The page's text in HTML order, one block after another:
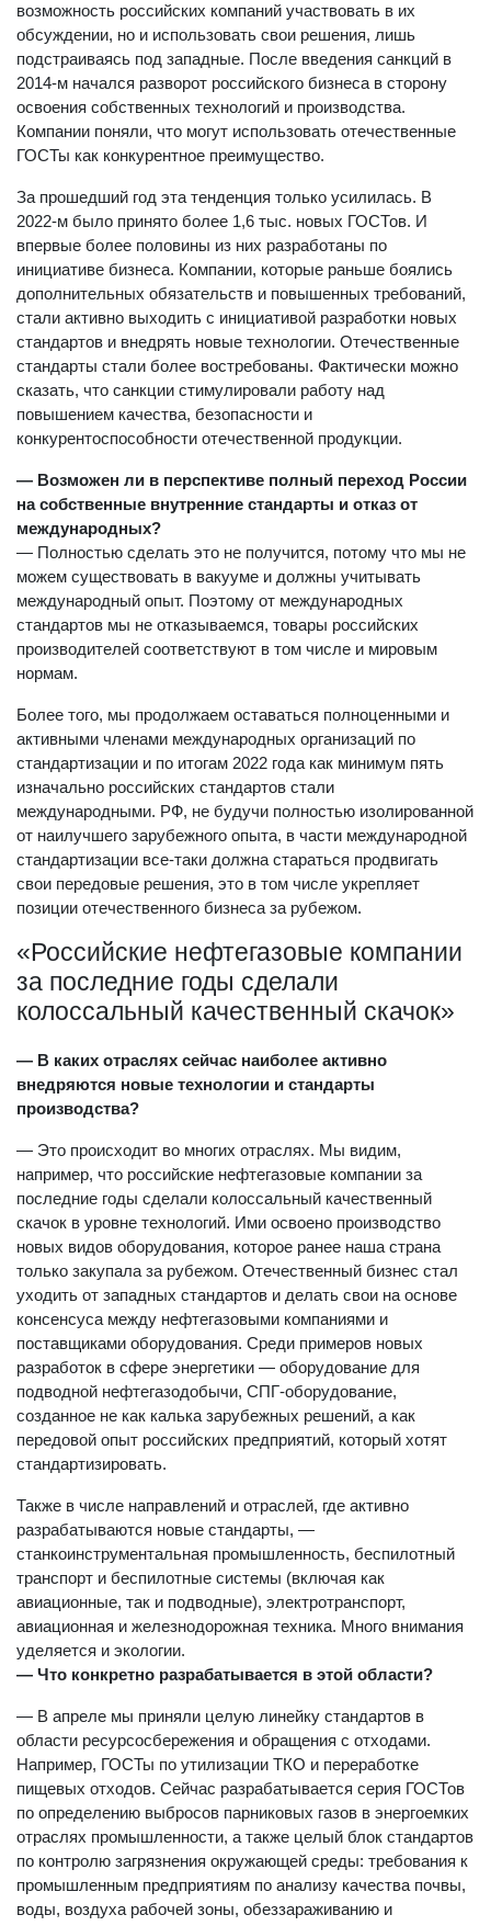
возможность российских компаний участвовать в их
обсуждении, но и использовать свои решения, лишь
подстраиваясь под западные. После введения санкций в
2014-м начался разворот российского бизнеса в сторону
освоения собственных технологий и производства.
Компании поняли, что могут использовать отечественные
ГОСТы как конкурентное преимущество.
За прошедший год эта тенденция только усилилась. В
2022-м было принято более 1,6 тыс. новых ГОСТов. И
впервые более половины из них разработаны по
инициативе бизнеса. Компании, которые раньше боялись
дополнительных обязательств и повышенных требований,
стали активно выходить с инициативой разработки новых
стандартов и внедрять новые технологии. Отечественные
стандарты стали более востребованы. Фактически можно
сказать, что санкции стимулировали работу над
повышением качества, безопасности и
конкурентоспособности отечественной продукции.
— Возможен ли в перспективе полный переход России
на собственные внутренние стандарты и отказ от
международных?
— Полностью сделать это не получится, потому что мы не
можем существовать в вакууме и должны учитывать
международный опыт. Поэтому от международных
стандартов мы не отказываемся, товары российских
производителей соответствуют в том числе и мировым
нормам.
Более того, мы продолжаем оставаться полноценными и
активными членами международных организаций по
стандартизации и по итогам 2022 года как минимум пять
изначально российских стандартов стали
международными. РФ, не будучи полностью изолированной
от наилучшего зарубежного опыта, в части международной
стандартизации все-таки должна стараться продвигать
свои передовые решения, это в том числе укрепляет
позиции отечественного бизнеса за рубежом.
«Российские нефтегазовые компании
за последние годы сделали
колоссальный качественный скачок»
— В каких отраслях сейчас наиболее активно
внедряются новые технологии и стандарты
производства?
— Это происходит во многих отраслях. Мы видим,
например, что российские нефтегазовые компании за
последние годы сделали колоссальный качественный
скачок в уровне технологий. Ими освоено производство
новых видов оборудования, которое ранее наша страна
только закупала за рубежом. Отечественный бизнес стал
уходить от западных стандартов и делать свои на основе
консенсуса между нефтегазовыми компаниями и
поставщиками оборудования. Среди примеров новых
разработок в сфере энергетики — оборудование для
подводной нефтегазодобычи, СПГ-оборудование,
созданное не как калька зарубежных решений, а как
передовой опыт российских предприятий, который хотят
стандартизировать.
Также в числе направлений и отраслей, где активно
разрабатываются новые стандарты, —
станкоинструментальная промышленность, беспилотный
транспорт и беспилотные системы (включая как
авиационные, так и подводные), электротранспорт,
авиационная и железнодорожная техника. Много внимания
уделяется и экологии.
— Что конкретно разрабатывается в этой области?
— В апреле мы приняли целую линейку стандартов в
области ресурсосбережения и обращения с отходами.
Например, ГОСТы по утилизации ТКО и переработке
пищевых отходов. Сейчас разрабатывается серия ГОСТов
по определению выбросов парниковых газов в энергоемких
отраслях промышленности, а также целый блок стандартов
по контролю загрязнения окружающей среды: требования к
промышленным предприятиям по анализу качества почвы,
воды, воздуха рабочей зоны, обеззараживанию и